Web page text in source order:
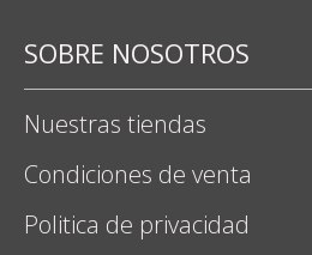
SOBRE NOSOTROS
Nuestras tiendas
Condiciones de venta
Politica de privacidad